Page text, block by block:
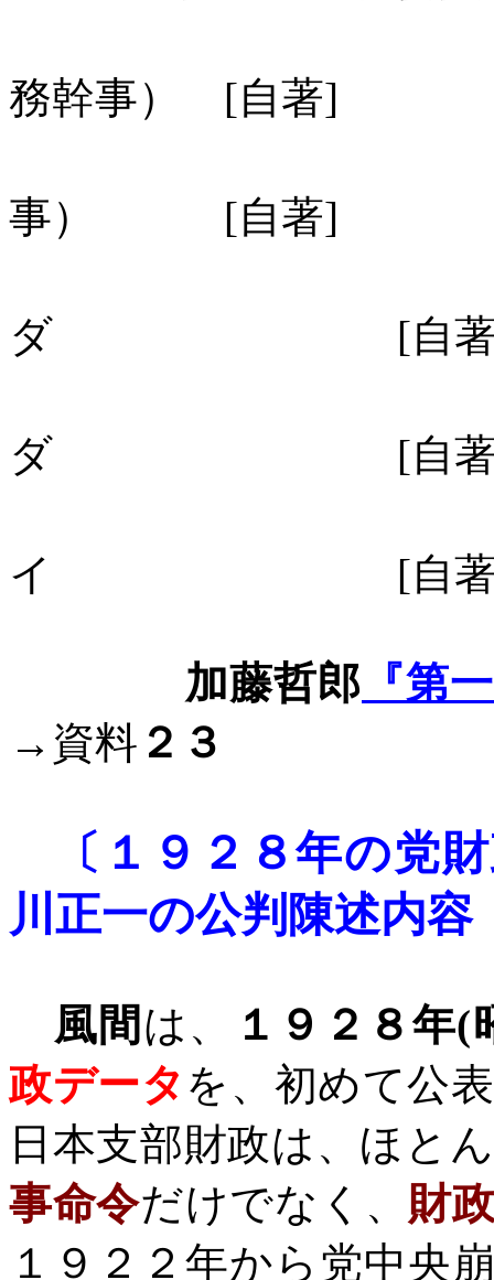
務幹事） [自著]
事） [自著]
ダ [自
ダ [自
イ [自
加藤哲郎 『第
→資料 ２３
〔 １９２８年の党
川正一の公判陳述内容
風間 は、 １９２８年(
政データ を、初めて公
日本支部財政は、ほと
事命令だけでなく、 財
１９２２年から党中央